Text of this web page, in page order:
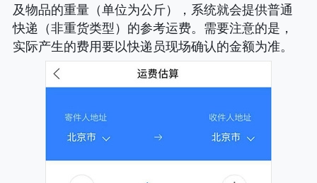
及物品的重量（单位为公斤），系统就会提供普通
快递（非重货类型）的参考运费。需要注意的是，
实际产生的费用要以快递员现场确认的金额为准。